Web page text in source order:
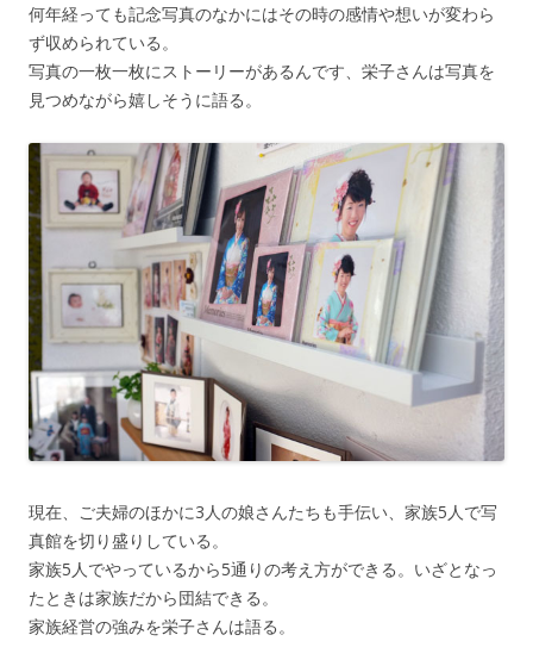
何年経っても記念写真のなかにはその時の感情や想いが変わら
ず収められている。
写真の一枚一枚にストーリーがあるんです、栄子さんは写真を
見つめながら嬉しそうに語る。
現在、ご夫婦のほかに3人の娘さんたちも手伝い、家族5人で写
真館を切り盛りしている。
家族5人でやっているから5通りの考え方ができる。いざとなっ
たときは家族だから団結できる。
家族経営の強みを栄子さんは語る。